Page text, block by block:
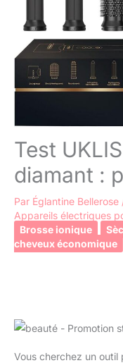
Test
diamant :
Par Églantine Bellerose
Appareils électriques
Brosse ionique
cheveux économique
Vous cherchez un